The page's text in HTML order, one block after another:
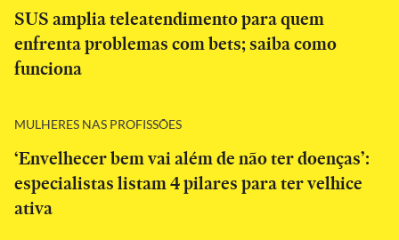
SUS amplia teleatendimento para quem
enfrenta problemas com bets; saiba como
funciona
MULHERES NAS PROFISSÕES
‘Envelhecer bem vai além de não ter doenças’:
especialistas listam 4 pilares para ter velhice
ativa